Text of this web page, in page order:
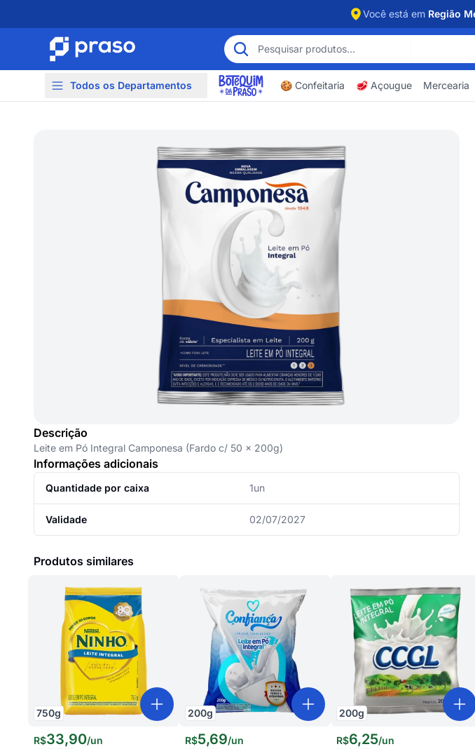
Você está em Região
Todos os Departamentos 🍪 Confeitaria 🥩 Açougue Mercearia
Descrição
Leite em Pó Integral Camponesa (Fardo c/ 50 x 200g)
Informações adicionais
Quantidade por caixa 1un
Validade 02/07/2027
Produtos similares
750g
R$33,90/un
200g
R$5,69/un
200g
R$6,25/un